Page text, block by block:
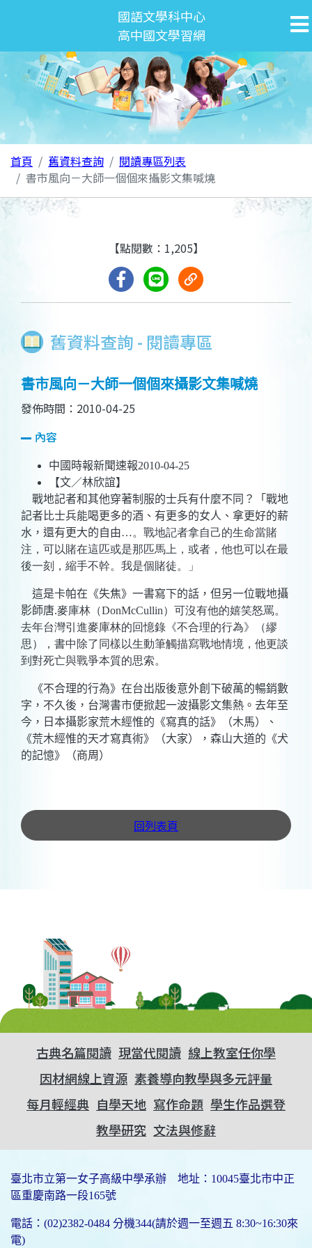
國語文學科中心
高中國文學習網
首頁 舊資料查詢
閱讀專區列表
書市風向－大師一個個來攝影文集喊燒
舊資料查詢 - 閱讀專區
【點閱數：1,205】
書市風向－大師一個個來攝影文集喊燒
發佈時間：2010-04-25
內容
中國時報新聞速報2010-04-25
【文／林欣誼】
戰地記者和其他穿著制服的士兵有什麼不同？「戰地
記者比士兵能喝更多的酒、有更多的女人、拿更好的薪
水，還有更大的自由…。戰地記者拿自己的生命當賭
注，可以賭在這匹或是那匹馬上，或者，他也可以在最
後一刻，縮手不幹。我是個賭徒。」
這是卡帕在《失焦》一書寫下的話，但另一位戰地攝
影師唐.麥庫林（DonMcCullin）可沒有他的嬉笑怒罵。
去年台灣引進麥庫林的回憶錄《不合理的行為》（繆
思），書中除了同樣以生動筆觸描寫戰地情境，他更談
到對死亡與戰爭本質的思索。
《不合理的行為》在台出版後意外創下破萬的暢銷數
字，不久後，台灣書市便掀起一波攝影文集熱。去年至
今，日本攝影家荒木經惟的《寫真的話》（木馬）、
《荒木經惟的天才寫真術》（大家），森山大道的《犬
的記憶》（商周）
回列表頁
古典名篇閱讀 現當代閱讀 線上教室任你學
因材網線上資源 素養導向教學與多元評量
每月輕經典 自學天地 寫作命題 學生作品選登
教學研究 文法與修辭
臺北市立第一女子高級中學承辦 地址：10045臺北市中正
區重慶南路一段165號
電話：(02)2382-0484 分機344(請於週一至週五 8:30~16:30來
電)